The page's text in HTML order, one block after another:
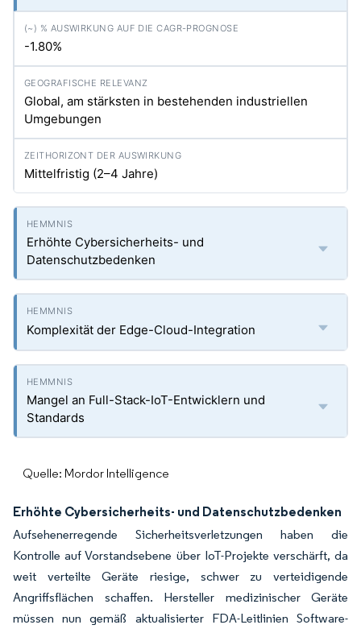
-1.80%
Global, am stärksten in bestehenden industriellen
Umgebungen
Mittelfristig (2–4 Jahre)
Erhöhte Cybersicherheits- und
Datenschutzbedenken
Komplexität der Edge-Cloud-Integration
Mangel an Full-Stack-IoT-Entwicklern und
Standards
Quelle: Mordor Intelligence
Erhöhte Cybersicherheits- und Datenschutzbedenken
Aufsehenerregende Sicherheitsverletzungen haben die
Kontrolle auf Vorstandsebene über IoT-Projekte verschärft, da
weit verteilte Geräte riesige, schwer zu verteidigende
Angriffsflächen schaffen. Hersteller medizinischer Geräte
müssen nun gemäß aktualisierter FDA-Leitlinien Software-